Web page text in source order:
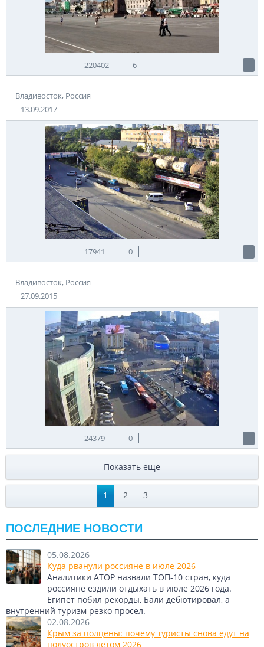
220402 6
Владивосток, Россия
13.09.2017
17941 0
Владивосток, Россия
27.09.2015
24379 0
Показать еще
1 2 3
ПОСЛЕДНИЕ НОВОСТИ
05.08.2026
Куда рванули россияне в июле 2026
Аналитики АТОР назвали ТОП-10 стран, куда
россияне ездили отдыхать в июле 2026 года.
Египет побил рекорды, Бали дебютировал, а
внутренний туризм резко просел.
02.08.2026
Крым за полцены: почему туристы снова едут на
полуостров летом 2026